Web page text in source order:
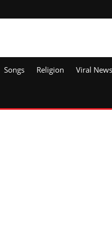
Songs Religion Viral News